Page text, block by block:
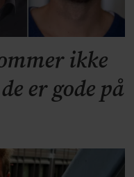
ikke
er gode på